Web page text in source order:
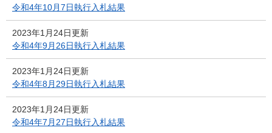
令和4年10月7日執行入札結果
2023年1月24日更新
令和4年9月26日執行入札結果
2023年1月24日更新
令和4年8月29日執行入札結果
2023年1月24日更新
令和4年7月27日執行入札結果